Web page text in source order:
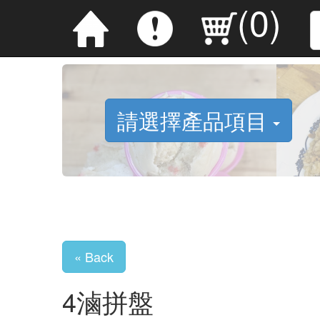
(0)
請選擇產品項目
« Back
4滷拼盤